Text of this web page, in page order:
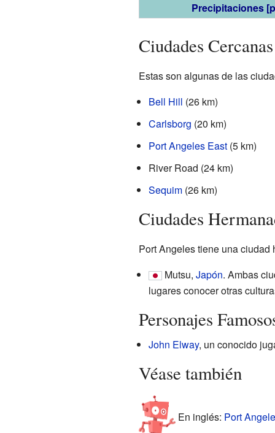
Precipitaciones
Ciudades Cercanas
Estas son algunas de las
Bell Hill (26 km)
Carlsborg (20 km)
Port Angeles East(5 km)
River Road (24 km)
Sequim(26 km)
Ciudades
Port Angeles tiene una ciudad
Mutsu, Japón. Ambas
lugares conocer otras
Personajes
John Elway, un conocido
Véase también
En inglés: Port